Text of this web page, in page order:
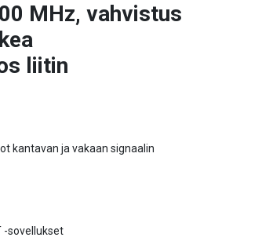
MHz, vahvistus
liitin
kantavan ja vakaan signaalin
-sovellukset